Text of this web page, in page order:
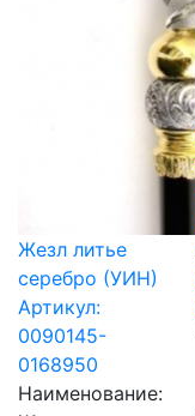
Жезл литье
серебро (УИН)
Артикул:
0090145-
0168950
Наименование: